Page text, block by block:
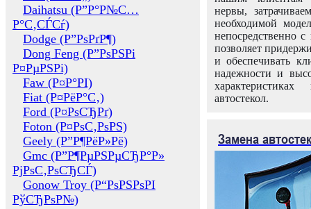
Daihatsu (Р”Р°Р№С…
Р°С‚СЃСѓ)
Dodge (Р”РѕРґР¶)
Dong Feng (Р”РѕРЅРі
Р¤РµРЅРі)
Faw (Р¤Р°РІ)
Fiat (Р¤РёР°С‚)
Ford (Р¤РѕСЂРґ)
Foton (Р¤РѕС‚РѕРЅ)
Geely (Р”Р¶РёР»Рё)
Gmc (Р”Р¶РµРЅРµСЂР°Р»
РјРѕС‚РѕСЂСЃ)
Gonow Troy (Р“РѕРЅРѕРІ
РўСЂРѕР№)
нервы,
необходимой
непосредственно
позволяет
и обеспечивать
надежности и
автостекол.
Замена